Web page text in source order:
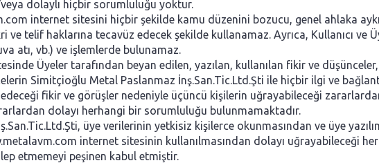
dolaylı hiçbir sorumluluğu yoktur.
internet sitesini hiçbir şekilde kamu düzenini bozucu, genel ahlaka
ve telif haklarına tecavüz edecek şekilde kullanamaz. Ayrıca, Kullanıcı ve
atı, vb.) ve işlemlerde bulunamaz.
Üyeler tarafından beyan edilen, yazılan, kullanılan fikir ve
Simitçioğlu Metal Paslanmaz İnş.San.Tic.Ltd.Şti ile hiçbir ilgi ve
fikir ve görüşler nedeniyle üçüncü kişilerin uğrayabileceği
dolayı herhangi bir sorumluluğu bulunmamaktadır.
üye verilerinin yetkisiz kişilerce okunmasından ve üye
internet sitesinin kullanılmasından dolayı uğrayabileceği
etmemeyi peşinen kabul etmiştir.